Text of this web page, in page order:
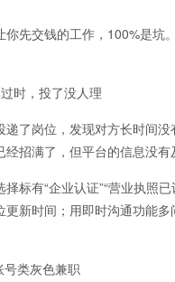
先交钱的工作，100%是坑
时，投了没人理
了岗位，发现对方长时间没
经招满了，但平台的信息没有
有“企业认证”“营业执照已
更新时间；用即时沟通功能多
类灰色兼职